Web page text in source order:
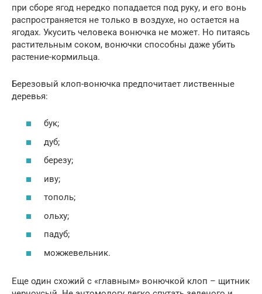
при сборе ягод нередко попадается под руку, и его вонь
распространяется не только в воздухе, но остается на
ягодах. Укусить человека вонючка не может. Но питаясь
растительным соком, вонючки способны даже убить
растение-кормильца.
Березовый клоп-вонючка предпочитает лиственные
деревья:
бук;
дуб;
березу;
иву;
тополь;
ольху;
падуб;
можжевельник.
Еще один схожий с «главным» вонючкой клоп – щитник